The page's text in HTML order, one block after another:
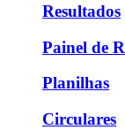
Resultados
Painel de
Planilhas
Circulares